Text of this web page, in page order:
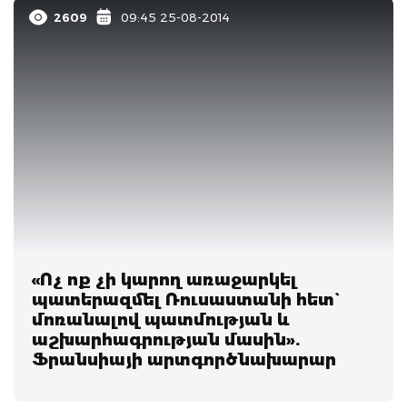
2609 09:45 25-08-2014
«Ոչ ոք չի կարող առաջարկել
պատերազմել Ռուսաստանի հետ`
մոռանալով պատմության և
աշխարհագրության մասին».
Ֆրանսիայի արտգործնախարար